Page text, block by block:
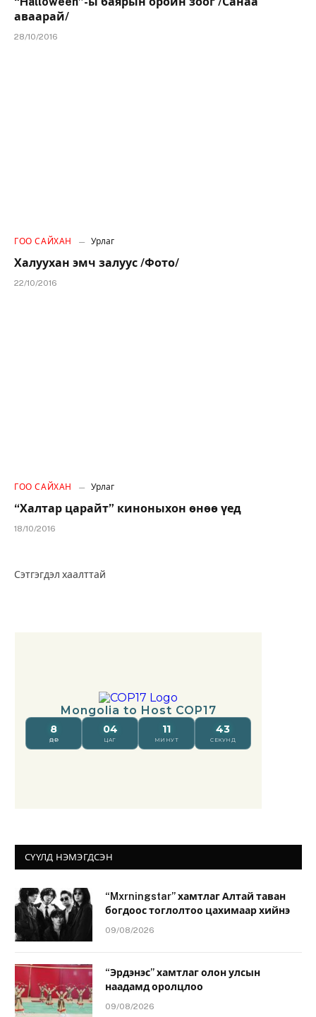
аваарай/
28/10/2016
ГОО САЙХАН Урлаг
Халуухан эмч залуус /Фото/
22/10/2016
ГОО САЙХАН Урлаг
“Халтар царайт” киноныхон өнөө үед
18/10/2016
Сэтгэгдэл хаалттай
СҮҮЛД НЭМЭГДСЭН
“Mxrningstar” хамтлаг Алтай таван
богдоос тоглолтоо цахимаар хийнэ
09/08/2026
“Эрдэнэс” хамтлаг олон улсын
наадамд оролцлоо
09/08/2026